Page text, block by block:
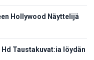
Hollywood Näyttelijä
Taustakuvat:ia löydän